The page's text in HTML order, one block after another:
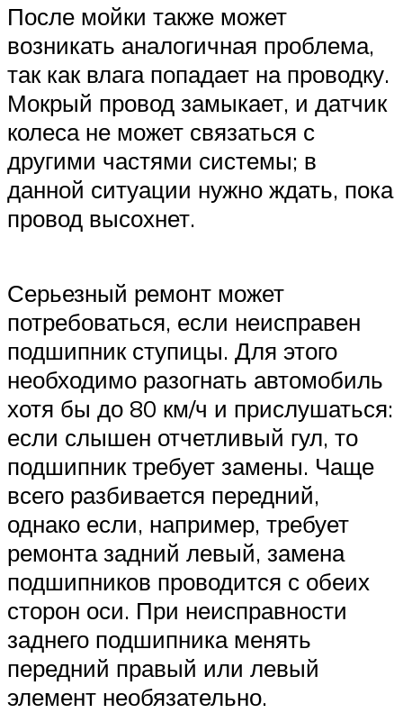
После мойки также может
возникать аналогичная проблема,
так как влага попадает на проводку.
Мокрый провод замыкает, и датчик
колеса не может связаться с
другими частями системы; в
данной ситуации нужно ждать, пока
провод высохнет.
Серьезный ремонт может
потребоваться, если неисправен
подшипник ступицы. Для этого
необходимо разогнать автомобиль
хотя бы до 80 км/ч и прислушаться:
если слышен отчетливый гул, то
подшипник требует замены. Чаще
всего разбивается передний,
однако если, например, требует
ремонта задний левый, замена
подшипников проводится с обеих
сторон оси. При неисправности
заднего подшипника менять
передний правый или левый
элемент необязательно.